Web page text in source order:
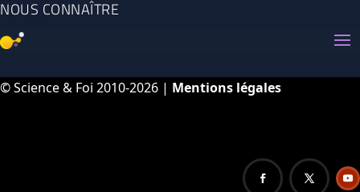
NOUS CONNAÎTRE
© Science & Foi 2010-2026 | Mentions légales